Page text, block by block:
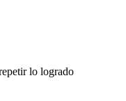
lo logrado